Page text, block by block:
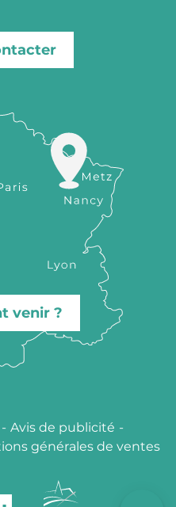
venir ?
- Avis de publicité -
générales de ventes